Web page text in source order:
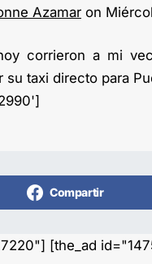
Azamar on
corrieron a mi
su taxi directo para
Compartir
[the_ad